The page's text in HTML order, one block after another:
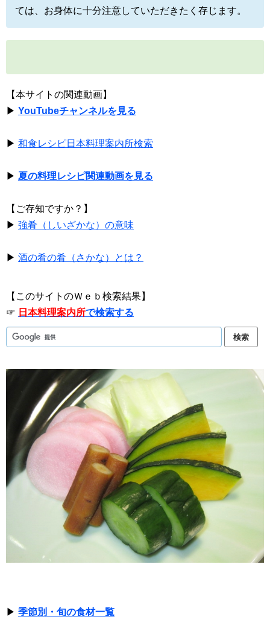
ては、お身体に十分注意していただきたく存じます。
【本サイトの関連動画】
▶ YouTubeチャンネルを見る
▶ 和食レシピ日本料理案内所検索
▶ 夏の料理レシピ関連動画を見る
【ご存知ですか？】
▶ 強肴（しいざかな）の意味
▶ 酒の肴の肴（さかな）とは？
【このサイトのＷｅｂ検索結果】
☞ 日本料理案内所で検索する
▶ 季節別・旬の食材一覧